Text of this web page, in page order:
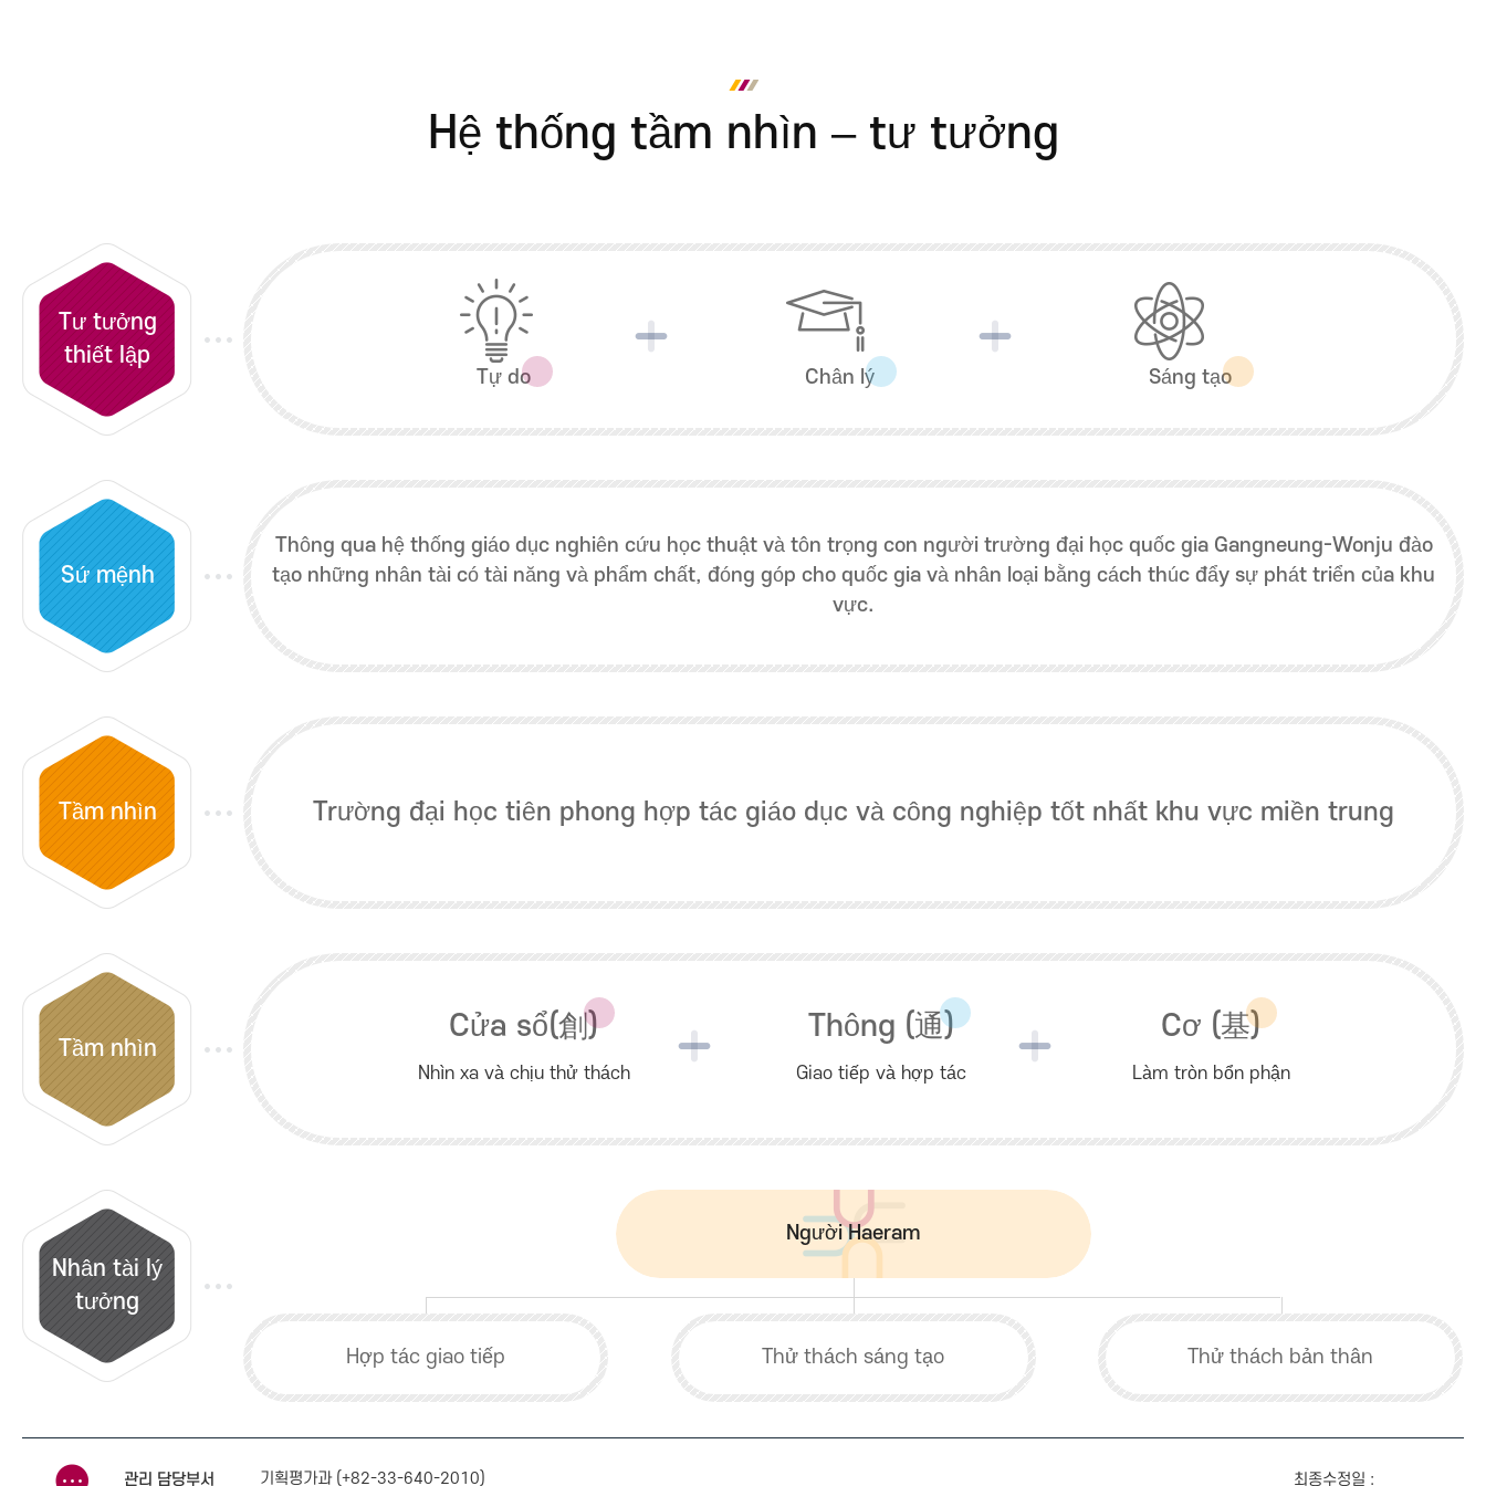
Đại học Khoa học KỹHệ thống tầm nhìn – tư tưởng
Tư tưởng
thiết lập
Tự do Chân lý Sáng tạo
Sứ mệnh
Thông qua hệ thống giáo dục nghiên cứu học thuật và tôn trọng con người trường đại học quốc gia Gangneung-Wonju đào
tạo những nhân tài có tài năng và phẩm chất, đóng góp cho quốc gia và nhân loại bằng cách thúc đẩy sự phát triển của khu
vực.
Tầm nhìn Trường đại học tiên phong hợp tác giáo dục và công nghiệp tốt nhất khu vực miền trung
Tầm nhìn
Cửa sổ(創)
Nhìn xa và chịu thử thách
Thông (通)
Giao tiếp và hợp tác
Cơ (基)
Làm tròn bổn phận
Nhân tài lý
tưởng
Người Haeram
Hợp tác giao tiếp Thử thách sáng tạo Thử thách bản thân
관리 담당부서 기획평가과 (+82-33-640-2010) 최종수정일 :